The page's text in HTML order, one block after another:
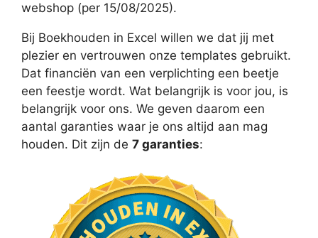
webshop (per 15/08/2025).
Bij Boekhouden in Excel willen we dat jij met
plezier en vertrouwen onze templates gebruikt.
Dat financiën van een verplichting een beetje
een feestje wordt. Wat belangrijk is voor jou, is
belangrijk voor ons. We geven daarom een
aantal garanties waar je ons altijd aan mag
houden. Dit zijn de 7 garanties: